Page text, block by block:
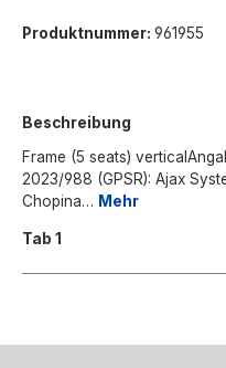
Produktnummer: 961955
Beschreibung
Frame (5 seats)
2023/988 (GPSR): Ajax
Chopina… Mehr
Tab 1